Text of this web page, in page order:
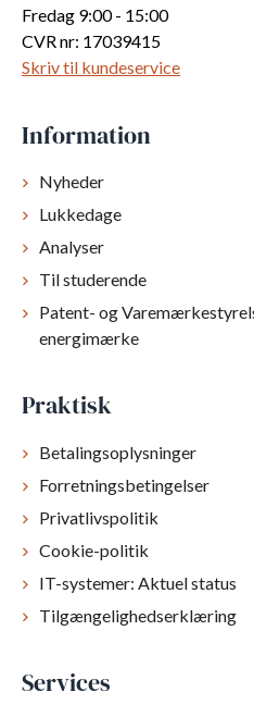
Fredag 9:00 - 15:00
CVR nr: 17039415
Skriv til kundeservice
Information
Nyheder
Lukkedage
Analyser
Til studerende
Patent- og
energimærke
Praktisk
Betalingsoplysninger
Forretningsbetingelser
Privatlivspolitik
Cookie-politik
IT-systemer: Aktuel status
Tilgængelighedserklæring
Services